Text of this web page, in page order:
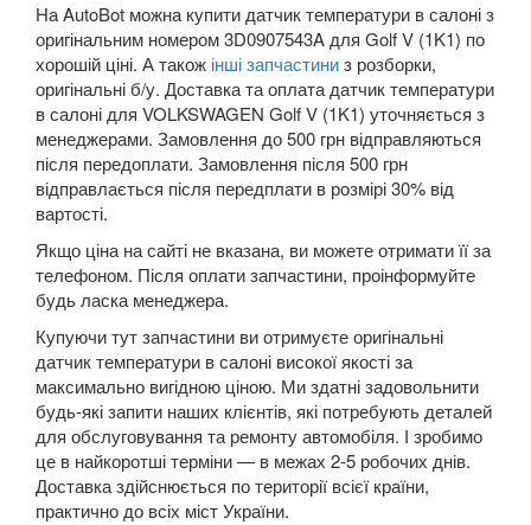
SEAT keyboard_arrow_down
SKODA keyboard_arrow_down
SMART keyboard_arrow_down
SUBARU
SUZUKI keyboard_arrow_down
TESLA
TOYOTA
VOLKSWAGEN keyboard_arrow_down
Arteon
Atlas
На AutoBot можна купити датчик температури в салоні з
оригінальним номером 3D0907543A для Golf V (1K1) по
хорошій ціні. А також інші запчастиниз розборки,
оригінальні б/у. Доставка та оплата датчик температури
в салоні для VOLKSWAGEN Golf V (1K1) уточняється з
менеджерами. Замовлення до 500 грн відправляються
після передоплати. Замовлення після 500 грн
відправлається після передплати в розмірі 30% від
вартості.
Якщо ціна на сайті не вказана, ви можете отримати її за
телефоном. Після оплати запчастини, проінформуйте
будь ласка менеджера.
Купуючи тут запчастини ви отримуєте оригінальні
датчик температури в салоні високої якості за
максимально вигідною ціною. Ми здатні задовольнити
будь-які запити наших клієнтів, які потребують деталей
для обслуговування та ремонту автомобіля. І зробимо
це в найкоротші терміни — в межах 2-5 робочих днів.
Доставка здійснюється по території всієї країни,
практично до всіх міст України.